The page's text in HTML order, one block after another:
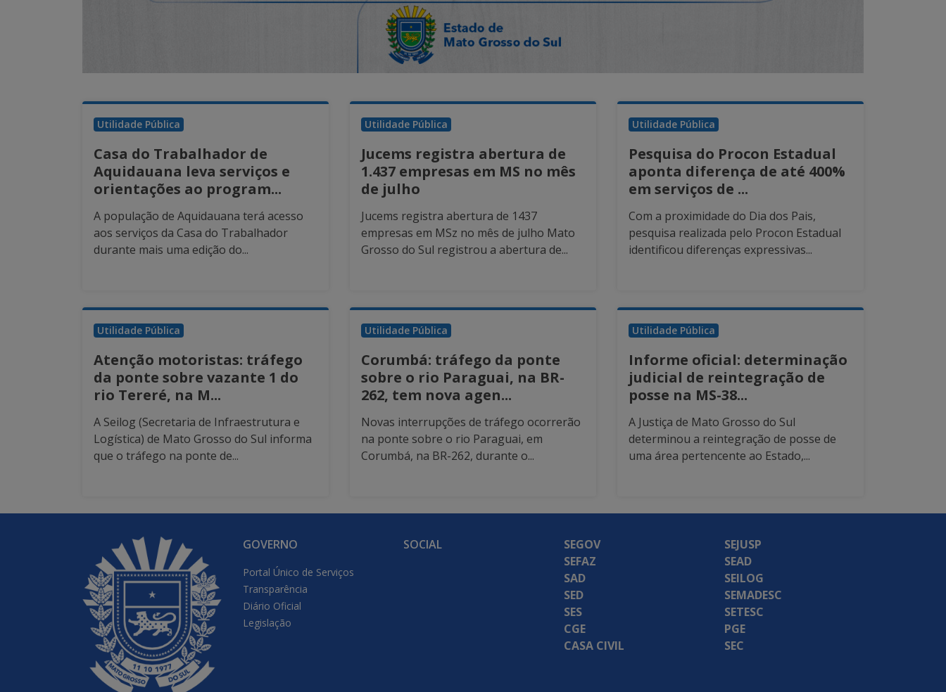
Utilidade Pública
Casa do Trabalhador de
Aquidauana leva serviços e
orientações ao program...
A população de Aquidauana terá acesso
aos serviços da Casa do Trabalhador
durante mais uma edição do...
Utilidade Pública
Jucems registra abertura de
1.437 empresas em MS no mês
de julho
Jucems registra abertura de 1437
empresas em MSz no mês de julho Mato
Grosso do Sul registrou a abertura de...
Utilidade Pública
Pesquisa do Procon Estadual
aponta diferença de até 400%
em serviços de ...
Com a proximidade do Dia dos Pais,
pesquisa realizada pelo Procon Estadual
identificou diferenças expressivas...
Utilidade Pública
Atenção motoristas: tráfego
da ponte sobre vazante 1 do
rio Tereré, na M...
A Seilog (Secretaria de Infraestrutura e
Logística) de Mato Grosso do Sul informa
que o tráfego na ponte de...
Utilidade Pública
Corumbá: tráfego da ponte
sobre o rio Paraguai, na BR-
262, tem nova agen...
Novas interrupções de tráfego ocorrerão
na ponte sobre o rio Paraguai, em
Corumbá, na BR-262, durante o...
Utilidade Pública
Informe oficial: determinação
judicial de reintegração de
posse na MS-38...
A Justiça de Mato Grosso do Sul
determinou a reintegração de posse de
uma área pertencente ao Estado,...
GOVERNO
Portal Único de Serviços
Transparência
Diário Oficial
Legislação
SOCIAL
SEGOV
SEFAZ
SAD
SED
SES
CGE
CASA CIVIL
SEJUSP
SEAD
SEILOG
SEMADESC
SETESC
PGE
SEC